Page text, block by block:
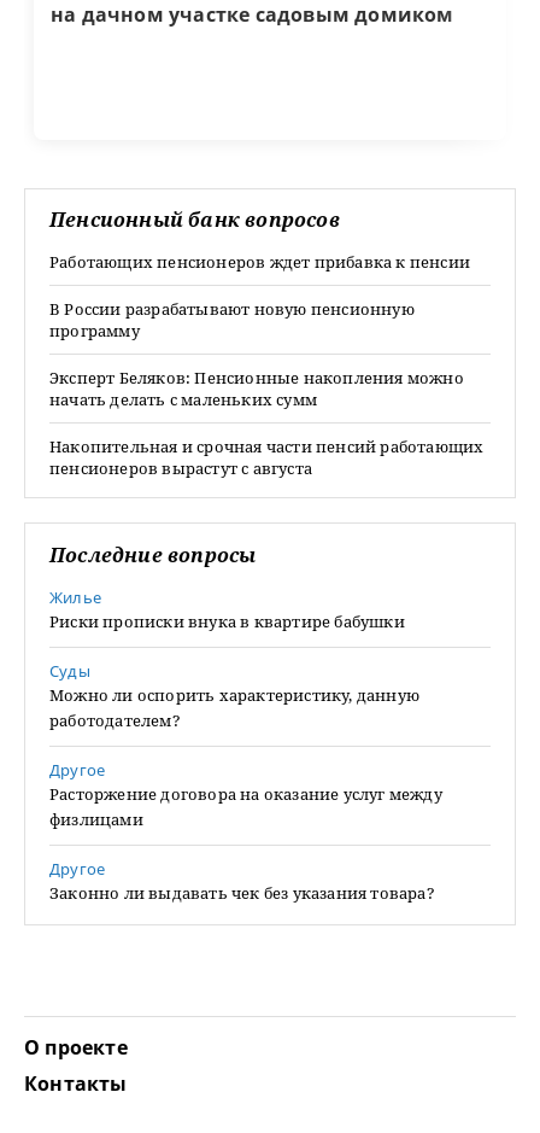
на дачном участке садовым домиком
Пенсионный банк вопросов
Работающих пенсионеров ждет прибавка к пенсии
В России разрабатывают новую пенсионную
программу
Эксперт Беляков: Пенсионные накопления можно
начать делать с маленьких сумм
Накопительная и срочная части пенсий работающих
пенсионеров вырастут с августа
Последние вопросы
Жилье
Риски прописки внука в квартире бабушки
Суды
Можно ли оспорить характеристику, данную
работодателем?
Другое
Расторжение договора на оказание услуг между
физлицами
Другое
Законно ли выдавать чек без указания товара?
О проекте
Контакты